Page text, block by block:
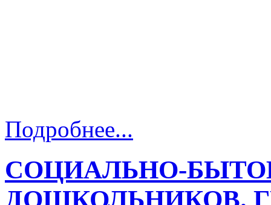
Подробнее...
СОЦИАЛЬНО-
ДОШКОЛЬНИКОВ.